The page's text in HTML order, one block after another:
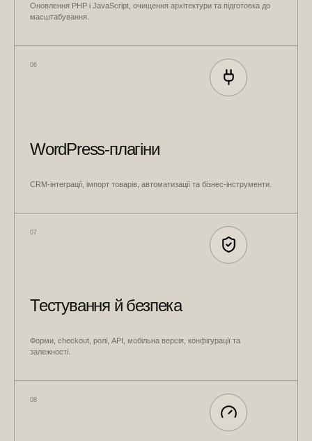
Оновлення PHP і JavaScript, очищення архітектури та підготовка до
масштабування.
06
WordPress-плагіни
CRM-інтеграції, імпорт товарів, автоматизації та бізнес-інструменти.
07
Тестування й безпека
Форми, checkout, ролі, API, мобільна версія, конфігурації та
залежності.
08